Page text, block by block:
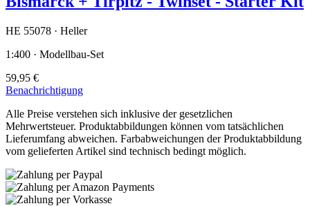
HE 55078 · Heller
1:400 · Modellbau-Set
59,95 €
Benachrichtigung
Alle Preise verstehen sich inklusive der gesetzlichen
Mehrwertsteuer. Produktabbildungen können vom tatsächlichen
Lieferumfang abweichen. Farbabweichungen der Produktabbildung
vom gelieferten Artikel sind technisch bedingt möglich.